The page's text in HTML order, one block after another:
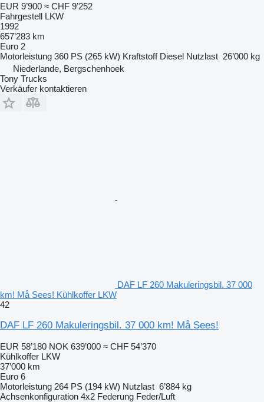
EUR 9’900 ≈ CHF 9’252
Fahrgestell LKW
1992
657’283 km
Euro 2
Motorleistung 360 PS (265 kW) Kraftstoff Diesel Nutzlast 26’000 kg
Niederlande, Bergschenhoek
Tony Trucks
Verkäufer kontaktieren
DAF LF 260 Makuleringsbil. 37 000
km! Må Sees! Kühlkoffer LKW
42
DAF LF 260 Makuleringsbil. 37 000 km! Må Sees!
EUR 58’180 NOK 639’000 ≈ CHF 54’370
Kühlkoffer LKW
37’000 km
Euro 6
Motorleistung 264 PS (194 kW) Nutzlast 6’884 kg
Achsenkonfiguration 4x2 Federung Feder/Luft